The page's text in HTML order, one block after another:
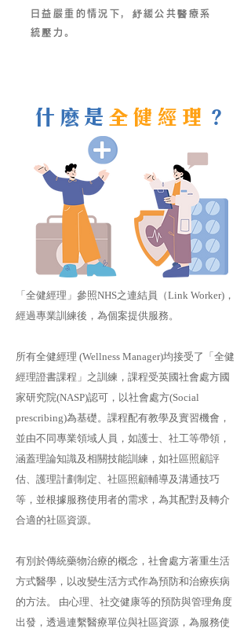
日益嚴重的情況下，紓緩公共醫療系
統壓力。
什麼是 全健經理 ？
「全健經理」參照NHS之連結員（Link Worker)，
經過專業訓練後，為個案提供服務。
所有全健經理 (Wellness Manager)均接受了「全健
經理證書課程」之訓練，課程受英國社會處方國
家研究院(NASP)認可，以社會處方(Social
prescribing)為基礎。課程配有教學及實習機會，
並由不同專業領域人員，如護士、社工等帶領，
涵蓋理論知識及相關技能訓練，如社區照顧評
估、護理計劃制定、社區照顧輔導及溝通技巧
等，並根據服務使用者的需求，為其配對及轉介
合適的社區資源。
有別於傳統藥物治療的概念，社會處方著重生活
方式醫學，以改變生活方式作為預防和治療疾病
的方法。 由心理、社交健康等的預防與管理角度
出發，透過連繫醫療單位與社區資源，為服務使